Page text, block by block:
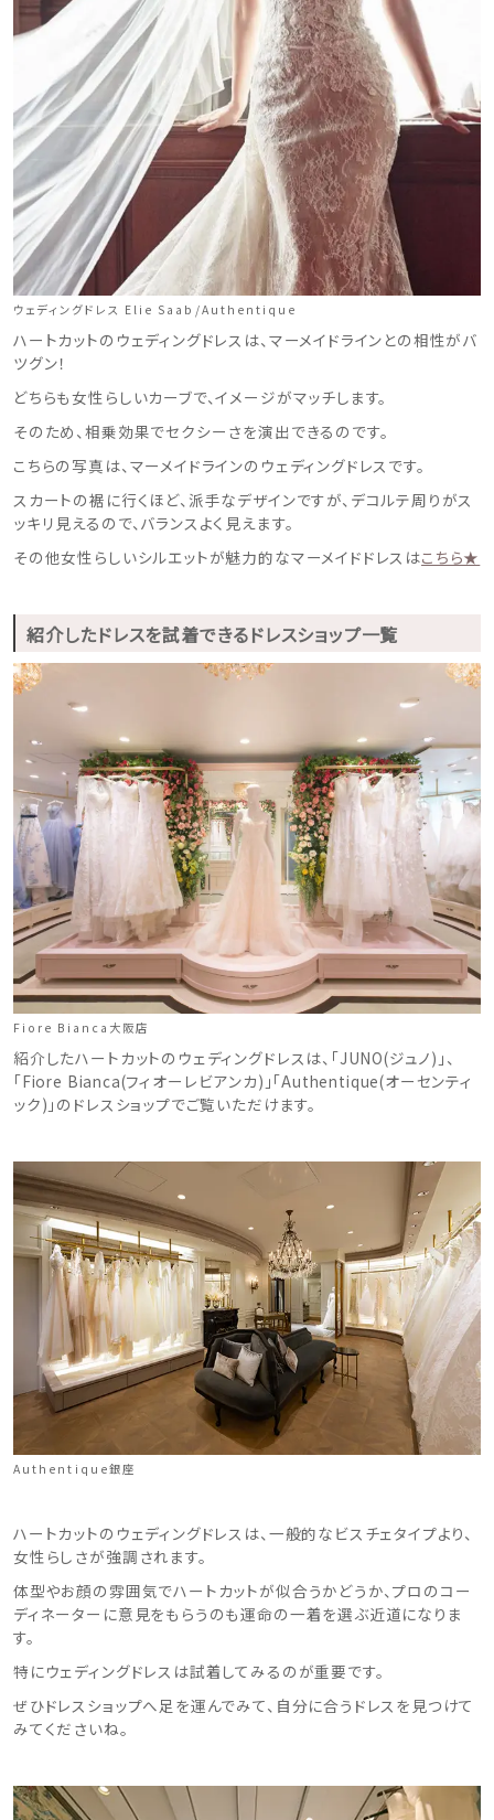
ウェディングマガジン
結婚式場を探す
ドレスブランド
フォトウエディング
神社結婚式 お問い合わせ
ウェディングドレス Elie Saab/Authentique
ハートカットのウェディングドレスは、マーメイドラインとの相性がバ
ツグン！
どちらも女性らしいカーブで、イメージがマッチします。
そのため、相乗効果でセクシーさを演出できるのです。
こちらの写真は、マーメイドラインのウェディングドレスです。
スカートの裾に行くほど、派手なデザインですが、デコルテ周りがス
ッキリ見えるので、バランスよく見えます。
その他女性らしいシルエットが魅力的なマーメイドドレスはこちら★
紹介したドレスを試着できるドレスショップ一覧
Fiore Bianca大阪店
紹介したハートカットのウェディングドレスは、「JUNO(ジュノ)」、
「Fiore Bianca(フィオーレビアンカ)」「Authentique(オーセンティ
ック)」のドレスショップでご覧いただけます。
Authentique銀座
ハートカットのウェディングドレスは、一般的なビスチェタイプより、
女性らしさが強調されます。
体型やお顔の雰囲気でハートカットが似合うかどうか、プロのコー
ディネーターに意見をもらうのも運命の一着を選ぶ近道になりま
す。
特にウェディングドレスは試着してみるのが重要です。
ぜひドレスショップへ足を運んでみて、自分に合うドレスを見つけて
みてくださいね。